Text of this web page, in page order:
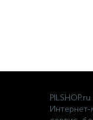
Интернет-